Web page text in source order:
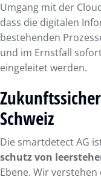
Umgang mit der
dass die digitalen
bestehenden
und im Ernstfall
eingeleitet werden.
Schweiz
Die smartdetect AG
schutz von
Ebene. Wir